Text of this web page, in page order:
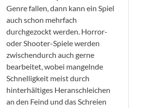
Genre fallen, dann kann ein Spiel
auch schon mehrfach
durchgezockt werden. Horror-
oder Shooter-Spiele werden
zwischendurch auch gerne
bearbeitet, wobei mangelnde
Schnelligkeit meist durch
hinterhältiges Heranschleichen
an den Feind und das Schreien